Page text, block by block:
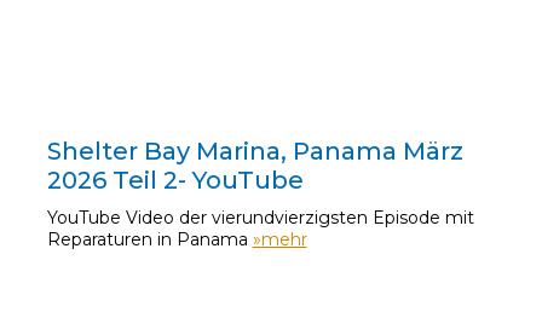
Shelter Bay Marina, Panama März
2026 Teil 2- YouTube
YouTube Video der vierundvierzigsten Episode mit
Reparaturen in Panama »mehr